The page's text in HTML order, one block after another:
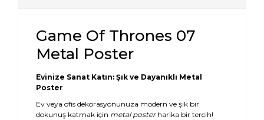
Game Of Thrones 07
Metal Poster
Evinize Sanat Katın: Şık ve Dayanıklı Metal
Poster
Ev veya ofis dekorasyonunuza modern ve şık bir
dokunuş katmak için metal posterharika bir tercih!